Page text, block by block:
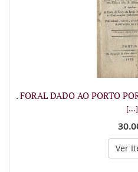
. FORAL DADO AO PORTO
[...]
Ver